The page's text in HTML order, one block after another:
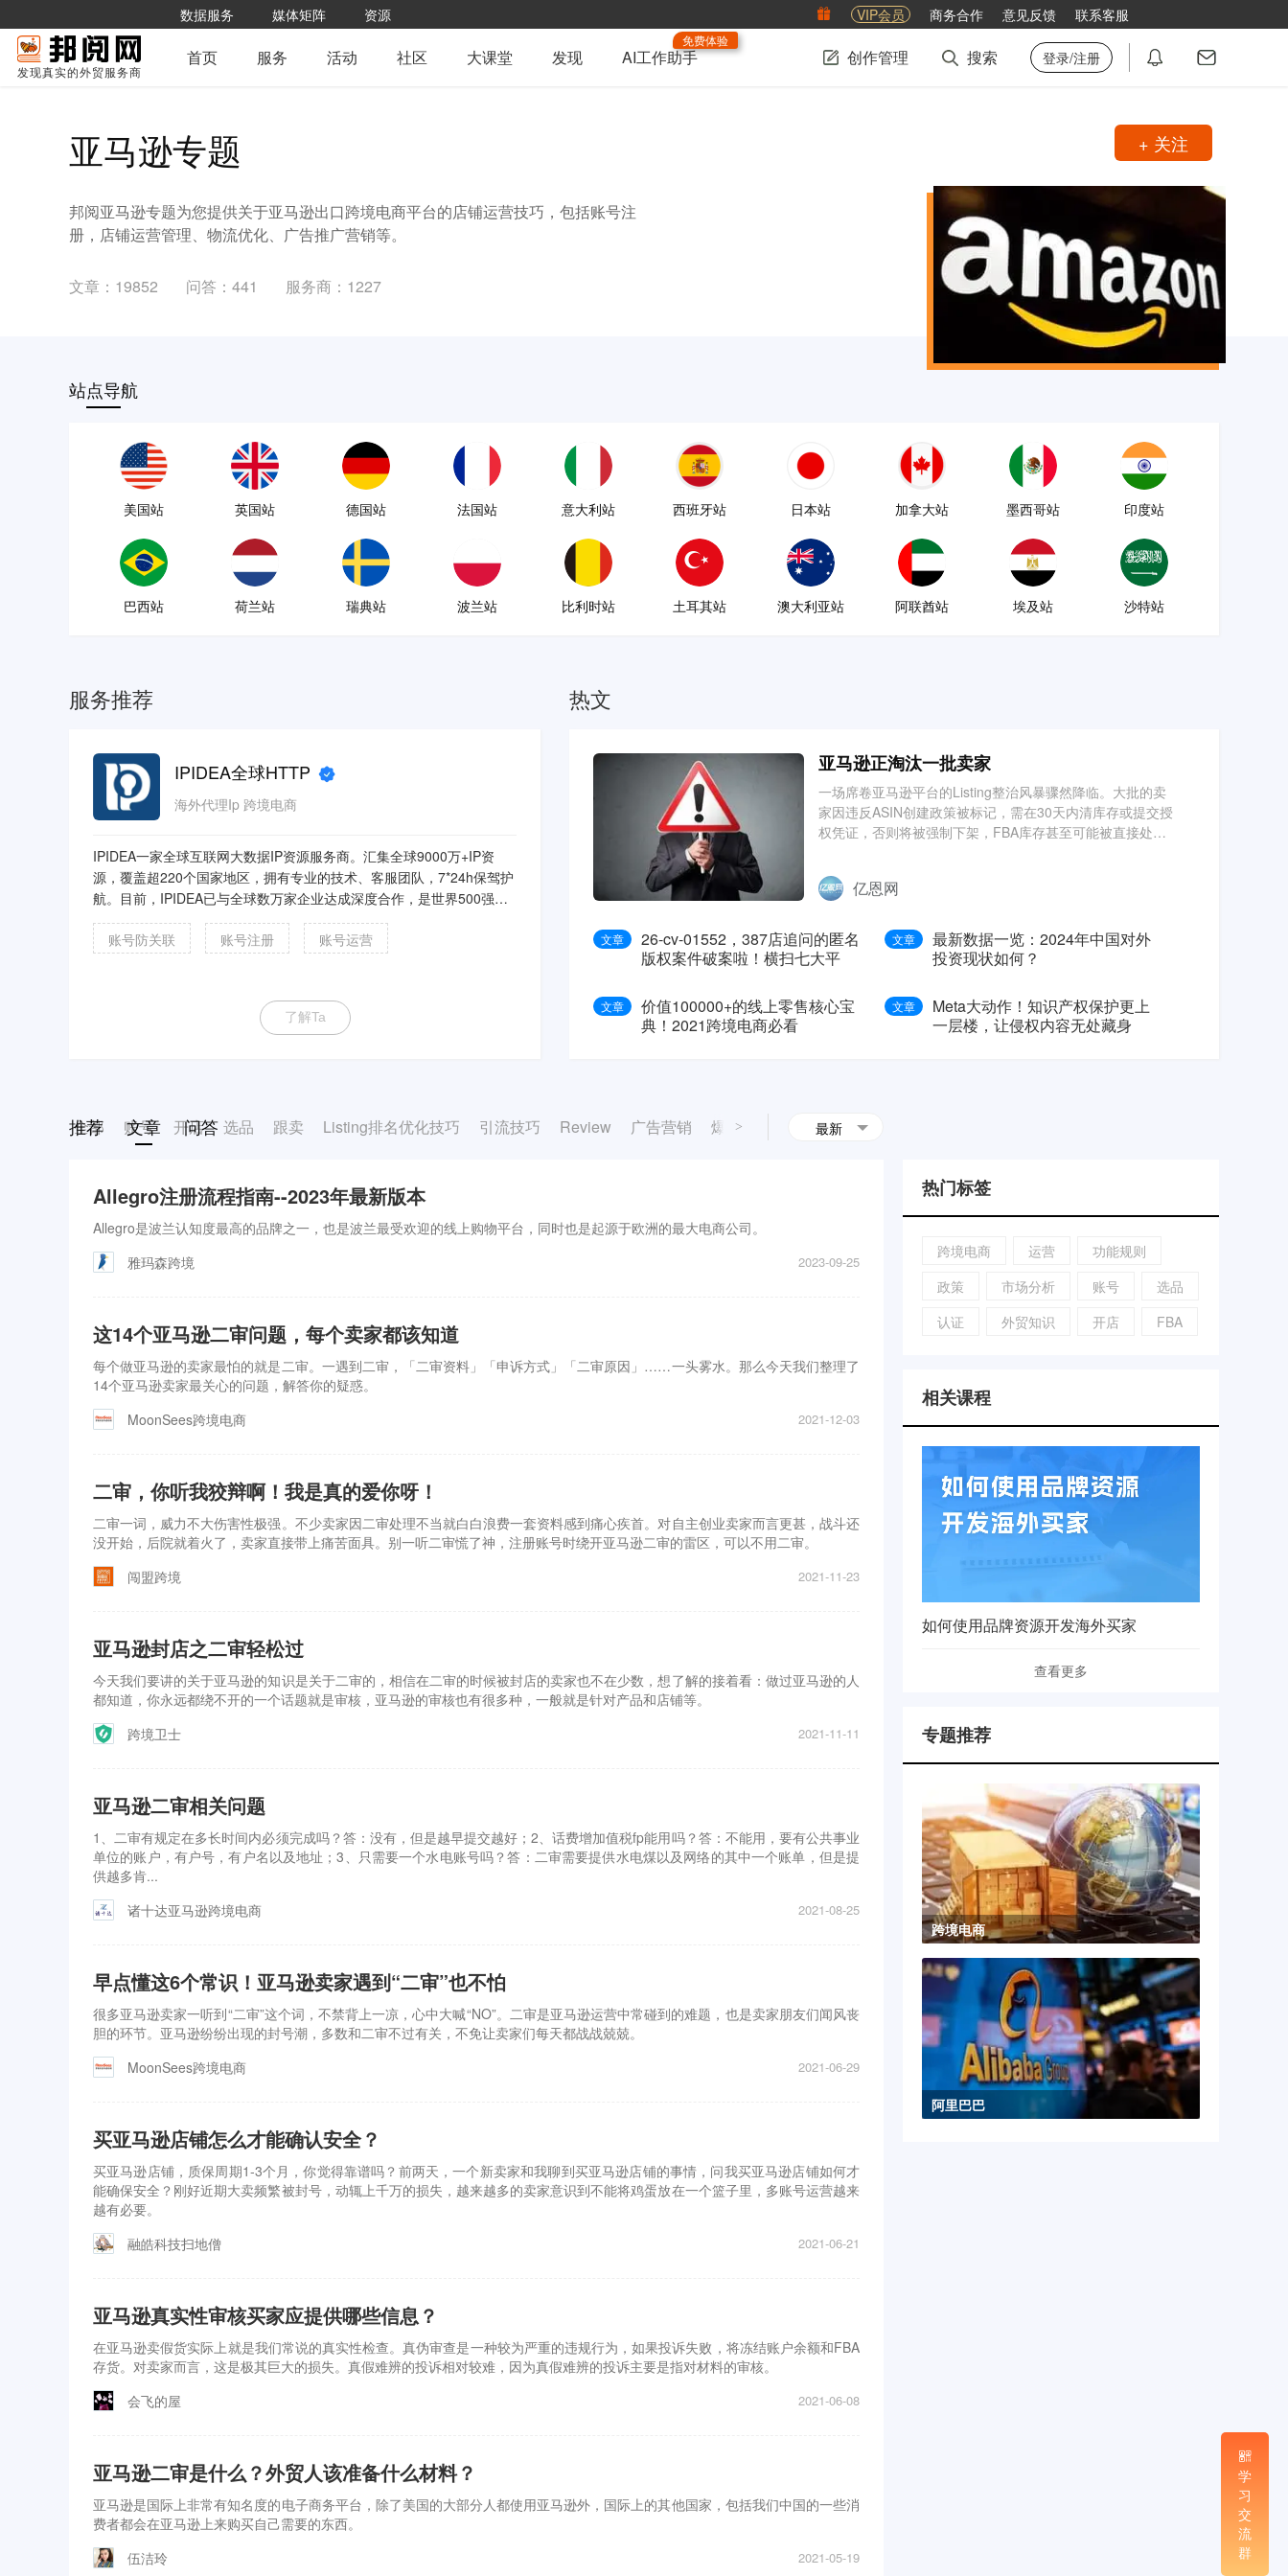
数据服务 媒体矩阵 资源 VIP会员 商务合作 意见反馈 联系客服
发现真实的外贸服务商
首页 服务 活动 社区 大课堂 发现 AI工作助手
免费体验
创作管理 搜索 登录/注册
亚马逊专题
邦阅亚马逊专题为您提供关于亚马逊出口跨境电商平台的店铺运营技巧，包括账号注
册，店铺运营管理、物流优化、广告推广营销等。
文章：19852 问答：441 服务商：1227
+ 关注
站点导航
美国站 英国站 德国站 法国站 意大利站 西班牙站 日本站 加拿大站 墨西哥站 印度站
巴西站 荷兰站 瑞典站 波兰站 比利时站 土耳其站 澳大利亚站 阿联酋站 埃及站 沙特站
服务推荐
IPIDEA全球HTTP
海外代理Ip 跨境电商
IPIDEA一家全球互联网大数据IP资源服务商。汇集全球9000万+IP资
源，覆盖超220个国家地区，拥有专业的技术、客服团队，7*24h保驾护
航。目前，IPIDEA已与全球数万家企业达成深度合作，是世界500强公
司使用的代理网络和数据收集工具。IPIDEA始终致力于连接人与信息，
为全球用户提供优质的数据采集解决方案。
账号防关联 账号注册 账号运营
了解Ta
热文
亚马逊正淘汰一批卖家
一场席卷亚马逊平台的Listing整治风暴骤然降临。大批的卖
家因违反ASIN创建政策被标记，需在30天内清库存或提交授
权凭证，否则将被强制下架，FBA库存甚至可能被直接处
亿恩网
文章
26-cv-01552，387店追问的匿名
版权案件破案啦！横扫七大平
文章
最新数据一览：2024年中国对外
投资现状如何？
文章
价值100000+的线上零售核心宝
典！2021跨境电商必看
文章
Meta大动作！知识产权保护更上
一层楼，让侵权内容无处藏身
推荐 文章 问答
全部 账号 开店 选品 跟卖 Listing排名优化技巧 引流技巧 Review 广告营销 爆款 运营推广
> 最新
Allegro注册流程指南--2023年最新版本
Allegro是波兰认知度最高的品牌之一，也是波兰最受欢迎的线上购物平台，同时也是起源于欧洲的最大电商公司。
雅玛森跨境 2023-09-25
这14个亚马逊二审问题，每个卖家都该知道
每个做亚马逊的卖家最怕的就是二审。一遇到二审，「二审资料」「申诉方式」「二审原因」……一头雾水。那么今天我们整理了
14个亚马逊卖家最关心的问题，解答你的疑惑。
MoonSees跨境电商
2021-12-03
二审，你听我狡辩啊！我是真的爱你呀！
二审一词，威力不大伤害性极强。不少卖家因二审处理不当就白白浪费一套资料感到痛心疾首。对自主创业卖家而言更甚，战斗还
没开始，后院就着火了，卖家直接带上痛苦面具。别一听二审慌了神，注册账号时绕开亚马逊二审的雷区，可以不用二审。
闯盟跨境
2021-11-23
亚马逊封店之二审轻松过
今天我们要讲的关于亚马逊的知识是关于二审的，相信在二审的时候被封店的卖家也不在少数，想了解的接着看：做过亚马逊的人
都知道，你永远都绕不开的一个话题就是审核，亚马逊的审核也有很多种，一般就是针对产品和店铺等。
跨境卫士
2021-11-11
亚马逊二审相关问题
1、二审有规定在多长时间内必须完成吗？答：没有，但是越早提交越好；2、话费增加值税fp能用吗？答：不能用，要有公共事业
单位的账户，有户号，有户名以及地址；3、只需要一个水电账号吗？答：二审需要提供水电煤以及网络的其中一个账单，但是提
供越多肯...
诸十达亚马逊跨境电商
2021-08-25
早点懂这6个常识！亚马逊卖家遇到“二审”也不怕
很多亚马逊卖家一听到“二审”这个词，不禁背上一凉，心中大喊“NO”。二审是亚马逊运营中常碰到的难题，也是卖家朋友们闻风丧
胆的环节。亚马逊纷纷出现的封号潮，多数和二审不过有关，不免让卖家们每天都战战兢兢。
MoonSees跨境电商
2021-06-29
买亚马逊店铺怎么才能确认安全？
买亚马逊店铺，质保周期1-3个月，你觉得靠谱吗？前两天，一个新卖家和我聊到买亚马逊店铺的事情，问我买亚马逊店铺如何才
能确保安全？刚好近期大卖频繁被封号，动辄上千万的损失，越来越多的卖家意识到不能将鸡蛋放在一个篮子里，多账号运营越来
越有必要。
融皓科技扫地僧
2021-06-21
亚马逊真实性审核买家应提供哪些信息？
在亚马逊卖假货实际上就是我们常说的真实性检查。真伪审查是一种较为严重的违规行为，如果投诉失败，将冻结账户余额和FBA
存货。对卖家而言，这是极其巨大的损失。真假难辨的投诉相对较难，因为真假难辨的投诉主要是指对材料的审核。
会飞的屋
2021-06-08
亚马逊二审是什么？外贸人该准备什么材料？
亚马逊是国际上非常有知名度的电子商务平台，除了美国的大部分人都使用亚马逊外，国际上的其他国家，包括我们中国的一些消
费者都会在亚马逊上来购买自己需要的东西。
...
伍洁玲
2021-05-19
热门标签
跨境电商 运营
功能规则
政策
市场分析 账号
选品
认证
外贸知识 开店 FBA
相关课程
如何使用品牌资源开发海外买家
查看更多
专题推荐
跨境电商
阿里巴巴
学
习
交
流
群